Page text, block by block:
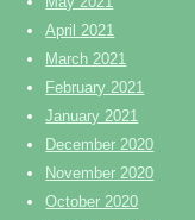
April 2021
March 2021
February 2021
January 2021
December 2020
November 2020
October 2020